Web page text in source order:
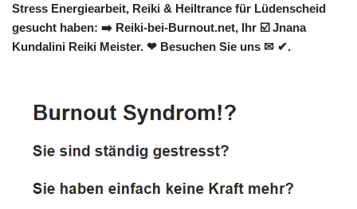
Stress Energiearbeit, Reiki & Heiltrance für Lüdenscheid
gesucht haben: ➡️ Reiki-bei-Burnout.net, Ihr ☑️ Jnana
Kundalini Reiki Meister. ❤ Besuchen Sie uns ✉ ✔.